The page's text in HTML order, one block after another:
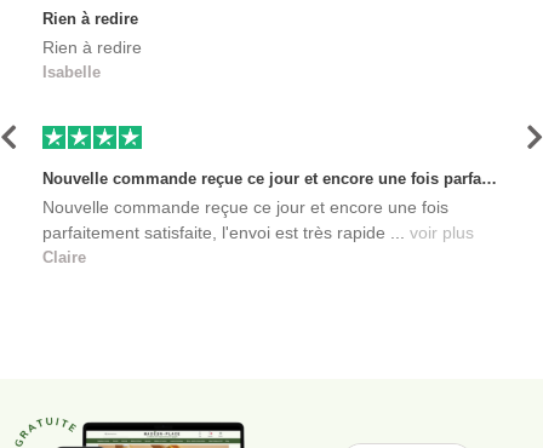
Rien à redire
Rien à redire
Isabelle
Nouvelle commande reçue ce jour et encore une fois parfaitement satisfaite, l'envoi est très rapide et les produits sont toujours conditionnés de manière personnalisés. L'avantage de commander auprès de créateurs indépendants.
Nouvelle commande reçue ce jour et encore une fois
parfaitement satisfaite, l'envoi est très rapide ... voir plus
Claire
Précédent